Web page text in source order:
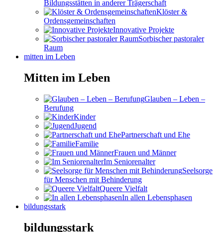
Bildungsstätten in anderer Trägerschaft
Klöster &
Ordensgemeinschaften
Innovative Projekte
Sorbischer pastoraler
Raum
mitten im Leben
Mitten im Leben
Glauben – Leben –
Berufung
Kinder
Jugend
Partnerschaft und Ehe
Familie
Frauen und Männer
Im Seniorenalter
Seelsorge
für Menschen mit Behinderung
Queere Vielfalt
In allen Lebensphasen
bildungsstark
bildungsstark